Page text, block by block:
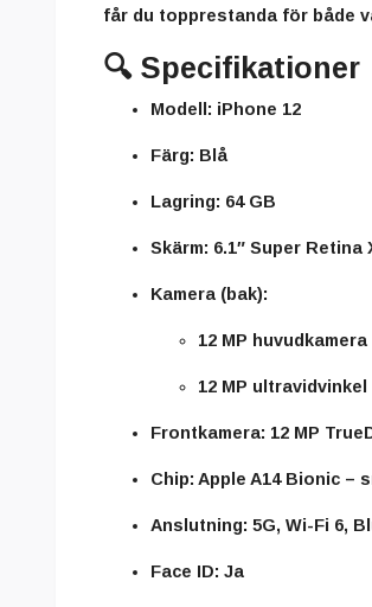
får du topprestanda för både
🔍 Specifikationer
Modell: iPhone 12
Färg: Blå
Lagring: 64 GB
Skärm: 6.1″ Super Retina
Kamera (bak):
12 MP huvudkamera
12 MP ultravidvinkel
Frontkamera: 12 MP
Chip: Apple A14 Bionic –
Anslutning: 5G, Wi-Fi 6,
Face ID: Ja